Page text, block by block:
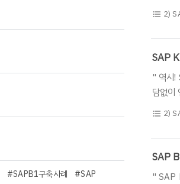
업 및
인식
개 및
format_list_bulleted 2)
SAP
" 역시!
담없이
입니
로
국 시
법인이
format_list_bulleted 2)
SAP
" SAP
#SAPB1구축사례
#SAP